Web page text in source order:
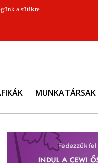
a sütikre.
MUNKATÁRSAK